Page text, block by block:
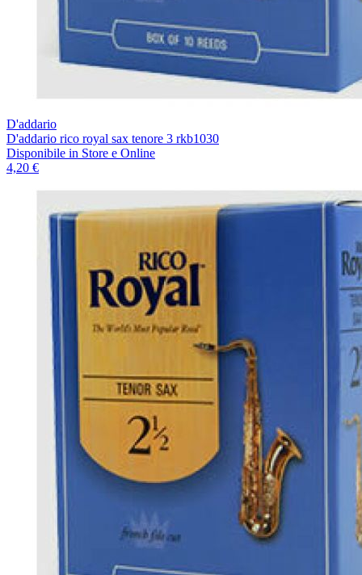
D'addario
D'addario rico royal sax tenore 3 rkb1030
Disponibile in Store e Online
4,20 €